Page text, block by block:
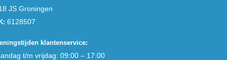
JS Groningen
6128507
klantenservice:
t/m vrijdag: 09:00 – 17:00